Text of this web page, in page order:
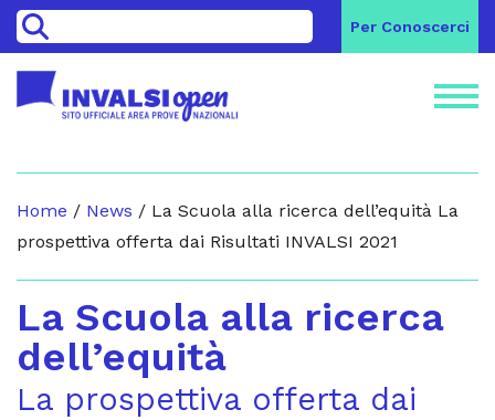
> Per Conoscerci
Home / News / La Scuola alla ricerca dell’equità La
prospettiva offerta dai Risultati INVALSI 2021
La Scuola alla ricerca
dell’equità
La prospettiva offerta dai